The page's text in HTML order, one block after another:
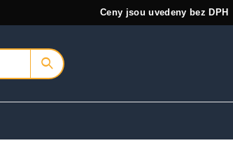
Ceny jsou uvedeny bez DPH